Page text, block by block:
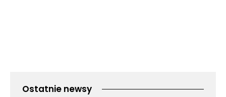
Ostatnie newsy